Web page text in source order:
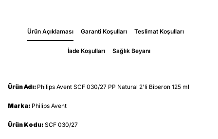
Ürün Açıklaması Garanti Koşulları Teslimat Koşulları
İade Koşulları Sağlık Beyanı
Ürün Adı: Philips Avent SCF 030/27 PP Natural 2'li Biberon 125 ml
Marka: Philips Avent
Ürün Kodu: SCF 030/27